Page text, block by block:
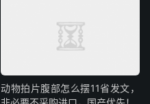
动物拍片腹部怎么摆11省发文，